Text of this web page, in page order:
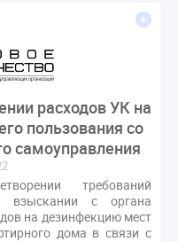
расходов УК на
пользования со
самоуправления
требований
взыскании с органа
на дезинфекцию мест
дома в связи с